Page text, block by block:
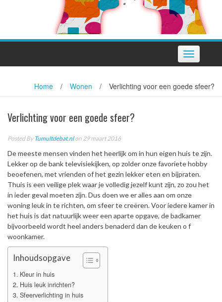
Toggle
navigation
Home / Wonen / Verlichting voor een goede sfeer?
Verlichting voor een goede sfeer?
Posted By Tumultdebat.nlon 29 maart 2016
De meeste mensen vinden het heerlijk om in hun eigen huis te zijn.
Lekker op de bank televisiekijken, op zolder onze favoriete hobby
beoefenen, met vrienden of het gezin lekker eten en bijpraten.
Thuis is een veilige plek waar je volledig jezelf kunt zijn, zo zou het
in ieder geval moeten zijn. Dus doen we er alles aan om onze
woning leuk in te richten, om sfeer te creëren. Voor iedere kamer in
het huis is dat natuurlijk weer een aparte opgave, de badkamer
bijvoorbeeld wordt heel anders benaderd dan de keuken o f
woonkamer.
Inhoudsopgave
Kleur in huis
Huis leuk inrichten?
Sfeerverlichting in huis